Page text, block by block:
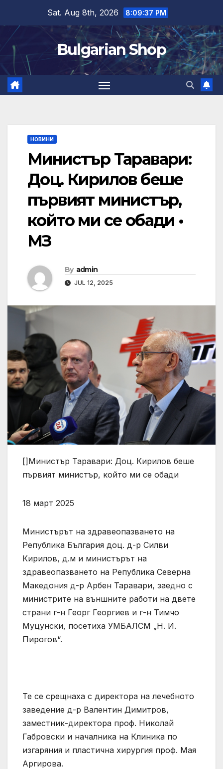
content
Sat. Aug 8th, 2026 8:09:38 PM
Bulgarian Shop
НОВИНИ
Министър Таравари:
Доц. Кирилов беше
първият министър,
който ми се обади •
МЗ
By admin
JUL 12, 2025
[]Министър Таравари: Доц. Кирилов беше
първият министър, който ми се обади
18 март 2025
Министърът на здравеопазването на
Република България доц. д-р Силви
Кирилов, д.м и министърът на
здравеопазването на Република Северна
Македония д-р Арбен Таравари, заедно с
министрите на външните работи на двете
страни г-н Георг Георгиев и г-н Тимчо
Муцунски, посетиха УМБАЛСМ „Н. И.
Пирогов“.
Те се срещнаха с директора на лечебното
заведение д-р Валентин Димитров,
заместник-директора проф. Николай
Габровски и началника на Клиника по
изгаряния и пластична хирургия проф. Мая
Аргирова.